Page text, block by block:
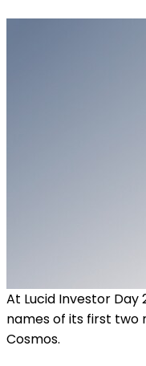
At Lucid Investor
names of its first two
Cosmos.